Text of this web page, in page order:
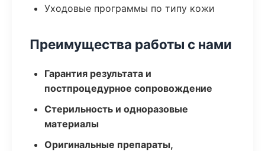
Уходовые программы по типу кожи
Преимущества работы с нами
Гарантия результата и
постпроцедурное сопровождение
Стерильность и одноразовые
материалы
Оригинальные препараты,